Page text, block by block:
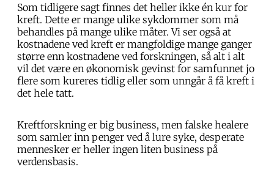
Som tidligere sagt finnes det heller ikke én kur for
kreft. Dette er mange ulike sykdommer som må
behandles på mange ulike måter. Vi ser også at
kostnadene ved kreft er mangfoldige mange ganger
større enn kostnadene ved forskningen, så alt i alt
vil det være en økonomisk gevinst for samfunnet jo
flere som kureres tidlig eller som unngår å få kreft i
det hele tatt.
Kreftforskning er big business, men falske healere
som samler inn penger ved å lure syke, desperate
mennesker er heller ingen liten business på
verdensbasis.